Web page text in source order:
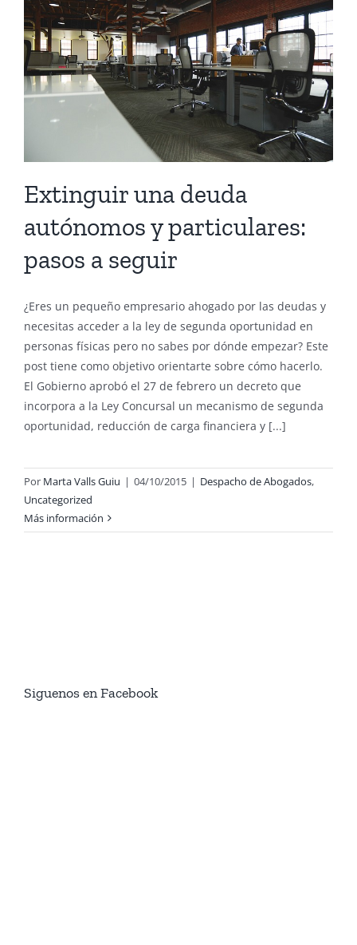
Extinguir una deuda
autónomos y particulares:
pasos a seguir
¿Eres un pequeño empresario ahogado por las deudas y
necesitas acceder a la ley de segunda oportunidad en
personas físicas pero no sabes por dónde empezar? Este
post tiene como objetivo orientarte sobre cómo hacerlo.
El Gobierno aprobó el 27 de febrero un decreto que
incorpora a la Ley Concursal un mecanismo de segunda
oportunidad, reducción de carga financiera y [...]
Por Marta Valls Guiu | 04/10/2015 | Despacho de Abogados,
Uncategorized
Más información
Siguenos en Facebook